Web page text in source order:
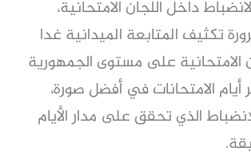
داخل اللجان الامتحانية،
تكثيف المتابعة الميدانية غدا
الامتحانية على مستوى الجمهورية
أيام الامتحانات في أفضل صورة،
الذي تحقق على مدار الأيام